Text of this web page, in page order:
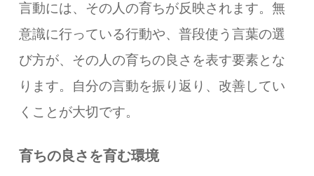
言動には、その人の育ちが反映されます。無
意識に行っている行動や、普段使う言葉の選
び方が、その人の育ちの良さを表す要素とな
ります。自分の言動を振り返り、改善してい
くことが大切です。
育ちの良さを育む環境